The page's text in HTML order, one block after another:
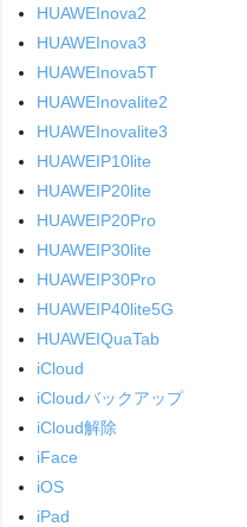
HUAWEInova2
HUAWEInova3
HUAWEInova5T
HUAWEInovalite2
HUAWEInovalite3
HUAWEIP10lite
HUAWEIP20lite
HUAWEIP20Pro
HUAWEIP30lite
HUAWEIP30Pro
HUAWEIP40lite5G
HUAWEIQuaTab
iCloud
iCloudバックアップ
iCloud解除
iFace
iOS
iPad